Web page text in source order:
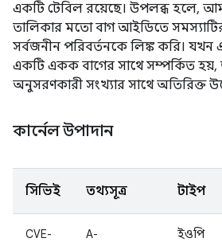
একটি টেবিল রয়েছে। উপলব্ধ হলে,
তালিকার মতো বাগ আইডিতে
সর্বজনীন পরিবর্তনকে লিঙ্ক করি। যখন
একটি একক বাগের সাথে সম্পর্কিত
অনুসরণকারী সংখ্যার সাথে অতিরিক্ত
কার্নেল উপাদান
সিভিই তথ্যসূত্র টাইপ
CVE-
A-
ইওপি